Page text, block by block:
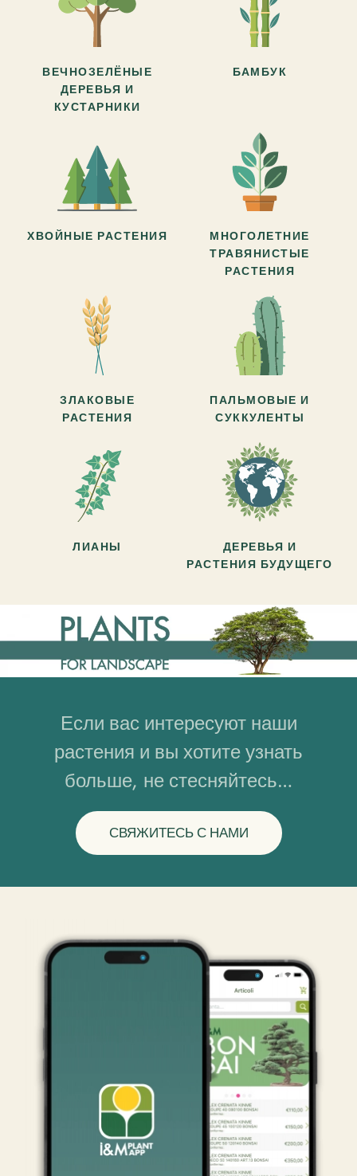
ВЕЧНОЗЕЛЁНЫЕ
ДЕРЕВЬЯ И
КУСТАРНИКИ
БАМБУК
ХВОЙНЫЕ РАСТЕНИЯ
МНОГОЛЕТНИЕ
ТРАВЯНИСТЫЕ
РАСТЕНИЯ
ЗЛАКОВЫЕ
РАСТЕНИЯ
ПАЛЬМОВЫЕ И
СУККУЛЕНТЫ
ЛИАНЫ
ДЕРЕВЬЯ И
РАСТЕНИЯ БУДУЩЕГО
Если вас интересуют наши
растения и вы хотите узнать
больше, не стесняйтесь…
СВЯЖИТЕСЬ С НАМИ